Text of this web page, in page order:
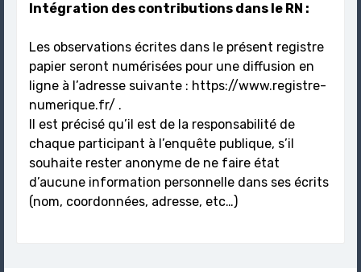
Intégration des contributions dans le RN :
Les observations écrites dans le présent registre
papier seront numérisées pour une diffusion en
ligne à l’adresse suivante : https://www.registre-
numerique.fr/ .
Il est précisé qu’il est de la responsabilité de
chaque participant à l’enquête publique, s’il
souhaite rester anonyme de ne faire état
d’aucune information personnelle dans ses écrits
(nom, coordonnées, adresse, etc…)